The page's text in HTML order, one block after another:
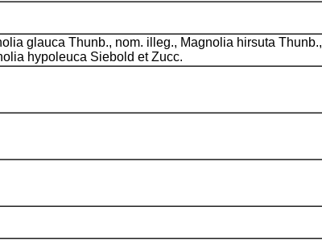
glauca Thunb., nom. illeg., Magnolia hirsuta Thunb.,
hypoleuca Siebold et Zucc.